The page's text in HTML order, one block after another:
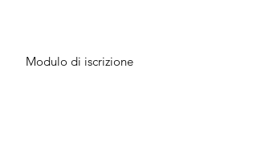
Modulo di iscrizione